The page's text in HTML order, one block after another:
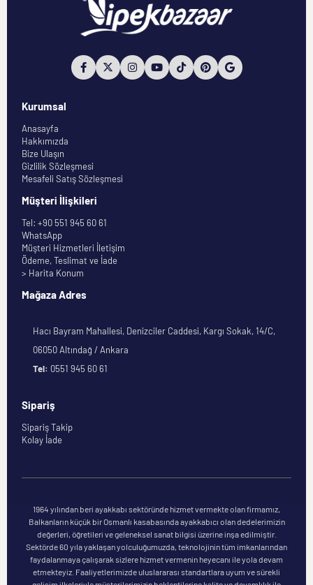
Kurumsal
Anasayfa
Hakkımızda
Bize Ulaşın
Gizlilik Sözleşmesi
Mesafeli Satış Sözleşmesi
Müşteri İlişkileri
Tel: +90 551 945 60 61
WhatsApp
Müşteri Hizmetleri İletişim
Ödeme, Teslimat ve İade
> Harita Konum
Mağaza Adres
Hacı Bayram Mahallesi, Denizciler Caddesi, Kargı Sokak, 14/C,
06050 Altındağ / Ankara
Tel: 0551 945 60 61
Sipariş
Sipariş Takip
Kolay İade
1964 yılından beri ayakkabı sektöründe hizmet vermekte olan firmamız,
Balkanların küçük bir Osmanlı kasabasında ayakkabıcı olan dedelerimizin
değerleri, öğretileri ve geleneksel sanat bilgisi üzerine inşa edilmiştir.
Sektörde 60 yıla yaklaşan yolculuğumuzda, teknolojinin tüm imkanlarından
faydalanmaya çalışarak sizlere hizmet vermenin heyecanı ile yola devam
etmekteyiz. Faaliyetlerimizde uluslararası standartlara uyum ve sürekli